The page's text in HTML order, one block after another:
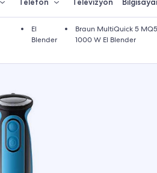
Telefon Televizyon
El
Blender
Braun MultiQuick 5
1000 W El Blender